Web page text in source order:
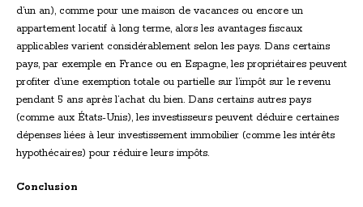
d’un an), comme pour une maison de vacances ou encore un
appartement locatif à long terme, alors les avantages fiscaux
applicables varient considérablement selon les pays. Dans certains
pays, par exemple en France ou en Espagne, les propriétaires peuvent
profiter d’une exemption totale ou partielle sur l’impôt sur le revenu
pendant 5 ans après l’achat du bien. Dans certains autres pays
(comme aux États-Unis), les investisseurs peuvent déduire certaines
dépenses liées à leur investissement immobilier (comme les intérêts
hypothécaires) pour réduire leurs impôts.
Conclusion